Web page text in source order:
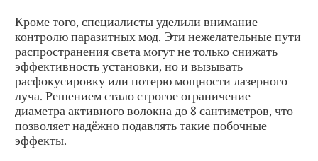
Кроме того, специалисты уделили внимание
контролю паразитных мод. Эти нежелательные пути
распространения света могут не только снижать
эффективность установки, но и вызывать
расфокусировку или потерю мощности лазерного
луча. Решением стало строгое ограничение
диаметра активного волокна до 8 сантиметров, что
позволяет надёжно подавлять такие побочные
эффекты.